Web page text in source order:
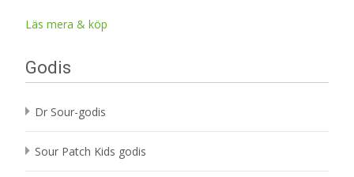
Läs mera & köp
Godis
Dr Sour-godis
Sour Patch Kids godis